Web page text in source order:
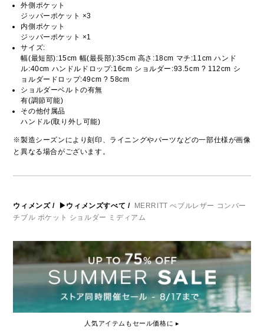
外側ポケット
ジッパーポケット ×3
内側ポケット
ジッパーポケット ×1
サイズ:
幅(最短部):15cm 幅(最長部):35cm 高さ:18cm マチ:11cm ハンド
ル:40cm ハンドルドロップ:16cm ショルダー:93.5cm ? 112cm シ
ョルダードロップ:49cm ? 58cm
ショルダーベルトの有無
有(調節可能)
その他付属品
ハンドル(取り外し可能)
※製造シーズンにより刻印、ライニングやパーツなどの一部仕様が画像
と異なる場合がございます。
ウィメンズ/ ▶ウィメンズすべて /
MERRITT ぺブルレザー コンバー
チブル ポケット ショルダー ミディアム
人気アイテムもセール価格に ▸